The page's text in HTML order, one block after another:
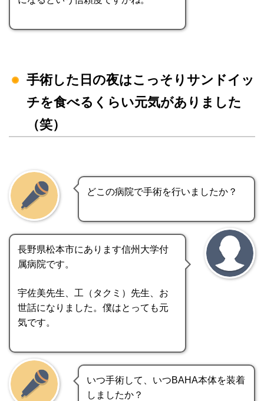
手術した日の夜はこっそりサンドイッ
チを食べるくらい元気がありました
（笑）
どこの病院で手術を行いましたか？
長野県松本市にあります信州大学付
属病院です。
宇佐美先生、工（タクミ）先生、お
世話になりました。僕はとっても元
気です。
いつ手術して、いつBAHA本体を装着
しましたか？